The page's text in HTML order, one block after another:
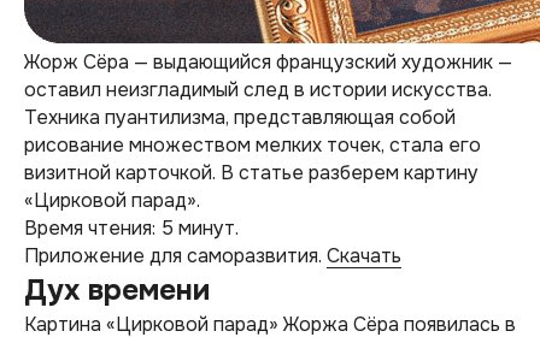
Жорж Сёра — выдающийся французский художник —
оставил неизгладимый след в истории искусства.
Техника пуантилизма, представляющая собой
рисование множеством мелких точек, стала его
визитной карточкой. В статье разберем картину
«Цирковой парад».
Время чтения: 5 минут.
Приложение для саморазвития. Скачать
Дух времени
Картина «Цирковой парад» Жоржа Сёра появилась в